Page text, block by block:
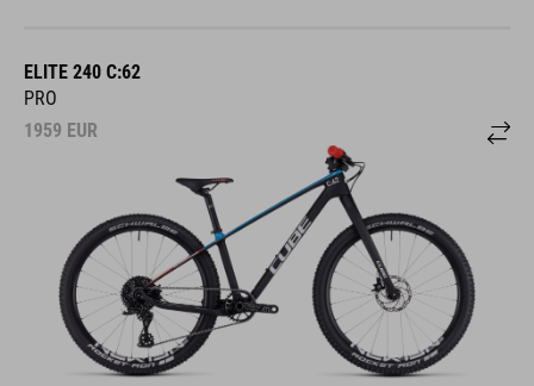
ELITE 240 C:62
PRO
1959 EUR